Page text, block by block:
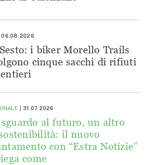
06.08.2026
i biker Morello Trails
cinque sacchi di rifiuti
31.07.2026
al futuro, un altro
il nuovo
con “Estra Notizie”
come